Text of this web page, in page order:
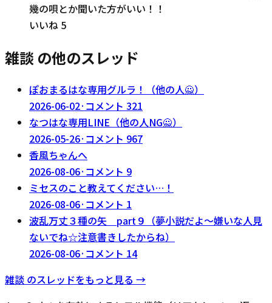
幾の唄とか聞いた方がいい！！
いいね 5
雑談 の他のスレッド
ぽおまるはな専用グルラ！（他の人🙅）
2026-06-02· コメント 321
なつはな専用LINE（他の人NG🙅）
2026-05-26· コメント 967
香風ちゃんへ
2026-08-06· コメント 9
ミセスのこと教えてください…！
2026-08-06· コメント 1
波乱万丈３種の矢 part９（夢小説だよ～嫌いな人見
ないでね☆注意書きしたからね）
2026-08-06· コメント 14
雑談 のスレッドをもっと見る →